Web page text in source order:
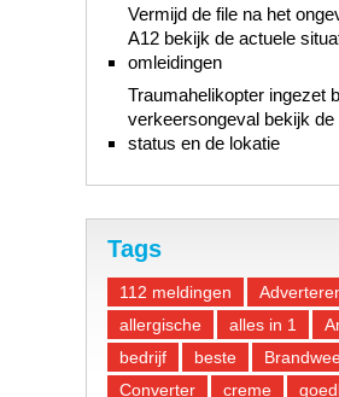
Vermijd de file na het
A12 bekijk de actuele
omleidingen
Traumahelikopter ingezet
verkeersongeval bekijk de
status en de lokatie
Tags
112 meldingen
allergische
alles in 1
bedrijf
beste
Converter
creme